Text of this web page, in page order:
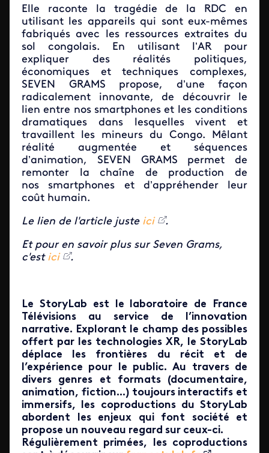
Elle raconte la tragédie de la RDC en
utilisant les appareils qui sont eux-mêmes
fabriqués avec les ressources extraites du
sol congolais. En utilisant l’AR pour
expliquer des réalités politiques,
économiques et techniques complexes,
SEVEN GRAMS propose, d’une façon
radicalement innovante, de découvrir le
lien entre nos smartphones et les conditions
dramatiques dans lesquelles vivent et
travaillent les mineurs du Congo. Mêlant
réalité augmentée et séquences
d’animation, SEVEN GRAMS permet de
remonter la chaîne de production de
nos smartphones et d’appréhender leur
coût humain.
Le lien de l'article juste ici .
Et pour en savoir plus sur Seven Grams,
c'est ici .
Le StoryLab est le laboratoire de France
Télévisions au service de l’innovation
narrative. Explorant le champ des possibles
offert par les technologies XR, le StoryLab
déplace les frontières du récit et de
l’expérience pour le public. Au travers de
divers genres et formats (documentaire,
animation, fiction...) toujours interactifs et
immersifs, les coproductions du StoryLab
abordent les enjeux qui font société et
propose un nouveau regard sur ceux-ci.
Régulièrement primées, les coproductions